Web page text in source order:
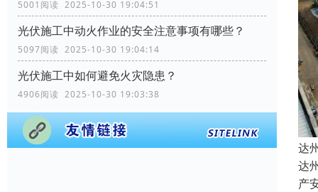
5001阅读 2025-10-30 19:04:51
光伏施工中动火作业的安全注意事项有哪些？
5097阅读 2025-10-30 19:04:14
光伏施工中如何避免火灾隐患？
4906阅读 2025-10-30 19:03:38
达
达
产